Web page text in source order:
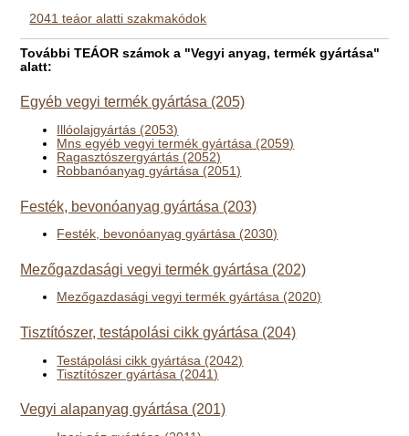
2041 teáor alatti szakmakódok
További TEÁOR számok a "Vegyi anyag, termék gyártása"
alatt:
Egyéb vegyi termék gyártása (205)
Illóolajgyártás (2053)
Mns egyéb vegyi termék gyártása (2059)
Ragasztószergyártás (2052)
Robbanóanyag gyártása (2051)
Festék, bevonóanyag gyártása (203)
Festék, bevonóanyag gyártása (2030)
Mezőgazdasági vegyi termék gyártása (202)
Mezőgazdasági vegyi termék gyártása (2020)
Tisztítószer, testápolási cikk gyártása (204)
Testápolási cikk gyártása (2042)
Tisztítószer gyártása (2041)
Vegyi alapanyag gyártása (201)